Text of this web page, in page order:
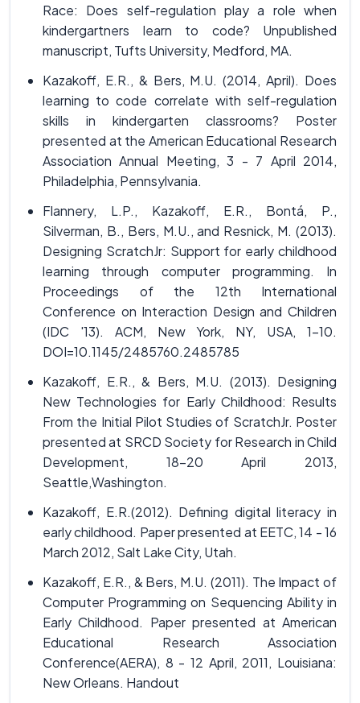
Race: Does self-regulation play a role when
kindergartners learn to code? Unpublished
manuscript, Tufts University, Medford, MA.
Kazakoff, E.R., & Bers, M.U. (2014, April). Does
learning to code correlate with self-regulation
skills in kindergarten classrooms? Poster
presented at the American Educational Research
Association Annual Meeting, 3 - 7 April 2014,
Philadelphia, Pennsylvania.
Flannery, L.P., Kazakoff, E.R., Bontá, P.,
Silverman, B., Bers, M.U., and Resnick, M. (2013).
Designing ScratchJr: Support for early childhood
learning through computer programming. In
Proceedings of the 12th International
Conference on Interaction Design and Children
(IDC '13). ACM, New York, NY, USA, 1-10.
DOI=10.1145/2485760.2485785
Kazakoff, E.R., & Bers, M.U. (2013). Designing
New Technologies for Early Childhood: Results
From the Initial Pilot Studies of ScratchJr. Poster
presented at SRCD Society for Research in Child
Development, 18-20 April 2013,
Seattle,Washington.
Kazakoff, E.R.(2012). Defining digital literacy in
early childhood. Paper presented at EETC, 14 - 16
March 2012, Salt Lake City, Utah.
Kazakoff, E.R., & Bers, M.U. (2011). The Impact of
Computer Programming on Sequencing Ability in
Early Childhood. Paper presented at American
Educational Research Association
Conference(AERA), 8 - 12 April, 2011, Louisiana:
New Orleans. Handout